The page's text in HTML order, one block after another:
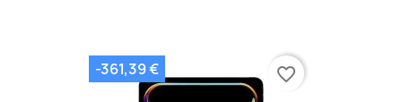
-361,39 € favorite_border